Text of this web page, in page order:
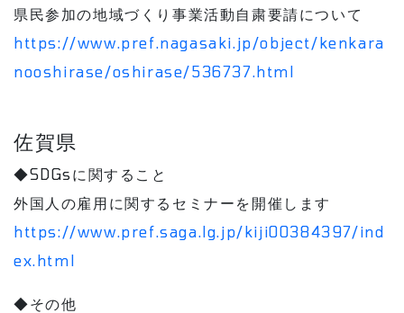
県民参加の地域づくり事業活動自粛要請について
https://www.pref.nagasaki.jp/object/kenkara
nooshirase/oshirase/536737.html
佐賀県
◆SDGsに関すること
外国人の雇用に関するセミナーを開催します
https://www.pref.saga.lg.jp/kiji00384397/ind
ex.html
◆その他